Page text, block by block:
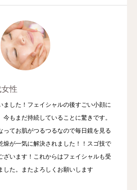
性
ました！フェイシャルの後すごい小顔に
もまだ持続していることに驚きです。
ってお肌がつるつるなので毎日鏡を見る
燥が一気に解決されました！！スゴ技で
ざいます！これからはフェイシャルも受
した。またよろしくお願いします